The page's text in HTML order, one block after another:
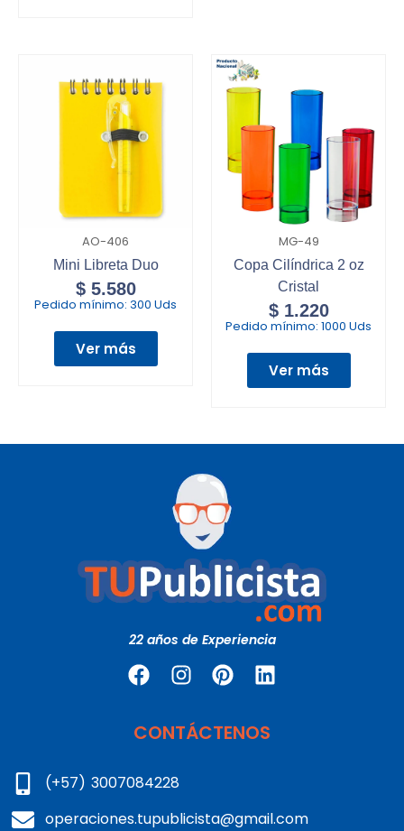
AO-406
Mini Libreta Duo
$5.580
Pedido mínimo: 300 Uds
Ver más
MG-49
Copa Cilíndrica 2 oz
Cristal
$1.220
Pedido mínimo: 1000 Uds
Ver más
22 años de Experiencia
CONTÁCTENOS
(+57) 3007084228
operaciones.tupublicista@gmail.com